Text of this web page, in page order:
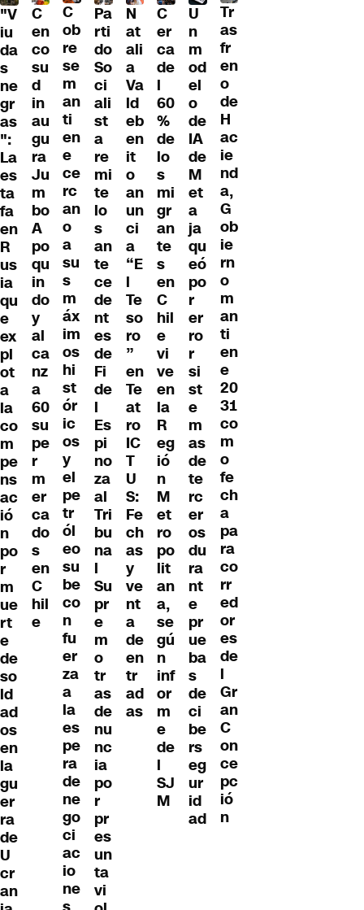
"V
iu
da
s
ne
gr
as
":
La
es
ta
fa
en
R
us
ia
qu
e
ex
pl
ot
a
la
co
m
pe
ns
ac
ió
n
po
r
m
ue
rt
e
de
so
ld
ad
os
en
la
gu
er
ra
de
U
cr
an
C
en
co
su
d
in
au
gu
ra
Ju
m
bo
A
po
qu
in
do
y
al
ca
nz
a
60
su
pe
r
m
er
ca
do
s
en
C
hil
e
C
ob
re
se
m
an
ti
en
e
ce
rc
an
o
a
su
s
m
áx
im
os
hi
st
ór
ic
os
y
el
pe
tr
ól
eo
su
be
co
n
fu
er
za
a
la
es
pe
ra
de
ne
go
ci
ac
io
ne
Pa
rti
do
So
ci
ali
st
a
re
mi
te
lo
s
an
te
ce
de
nt
es
de
Fi
de
l
Es
pi
no
za
al
Tri
bu
na
l
Su
pr
e
m
o
tr
as
de
nu
nc
ia
po
r
pr
es
un
ta
vi
N
at
ali
a
Va
ld
eb
en
it
o
an
un
ci
a
“E
l
Te
so
ro
”
en
Te
at
ro
IC
T
U
S:
Fe
ch
as
y
ve
nt
a
de
en
tr
ad
as
C
er
ca
de
l
60
%
de
lo
s
mi
gr
an
te
s
en
C
hil
e
vi
ve
en
la
R
eg
ió
n
M
et
ro
po
lit
an
a,
se
gú
n
inf
or
m
e
de
l
SJ
M
U
n
m
od
el
o
de
IA
de
M
et
a
ja
qu
eó
po
r
er
ro
r
si
st
e
m
as
de
te
rc
er
os
du
ra
nt
e
pr
ue
ba
s
de
ci
be
rs
eg
ur
id
ad
Tr
as
fr
en
o
de
H
ac
ie
nd
a,
G
ob
ie
rn
o
m
an
ti
en
e
20
31
co
m
o
fe
ch
a
pa
ra
co
rr
ed
or
es
de
l
Gr
an
C
on
ce
pc
ió
n